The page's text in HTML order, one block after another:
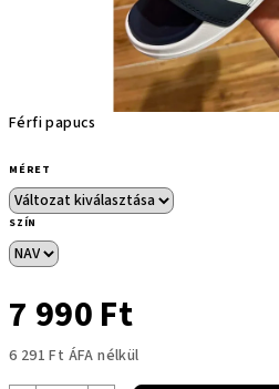
Férfi papucs
MÉRET
SZÍN
7 990 Ft
6 291 Ft ÁFA nélkül